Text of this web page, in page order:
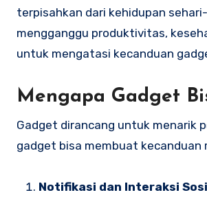
terpisahkan dari kehidupan
mengganggu produktivitas,
untuk mengatasi kecanduan
Mengapa Gadget
Gadget dirancang untuk menarik
gadget bisa membuat kecanduan
Notifikasi dan Interaksi